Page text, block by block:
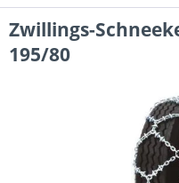
Zwillings-
195/80